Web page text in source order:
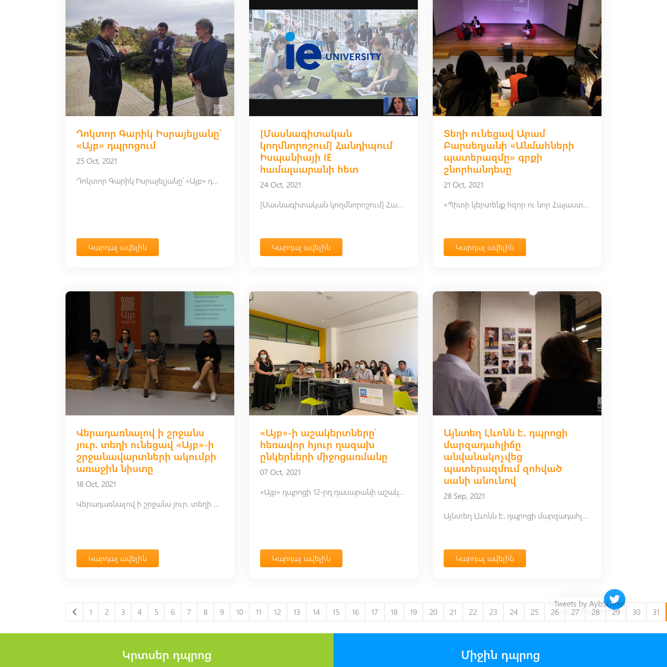
Դոկտոր Գարիկ Իսրայելյանը՝
«Այբ» դպրոցում
25 Oct, 2021
Դոկտոր Գարիկ Իսրայելյանը՝ «Այբ» դպրոցում
Կարդալ ավելին
[Մասնագիտական
կողմնորոշում] Հանդիպում
Իսպանիայի IE
համալսարանի հետ
24 Oct, 2021
[Մասնագիտական կողմնորոշում] Հանդիպում Իսպանիայի IE համալսարանի հետ
Կարդալ ավելին
Տեղի ունեցավ Արամ
Բարսեղյանի «Անմահների
պատերազմը» գրքի
շնորհանդեսը
21 Oct, 2021
«Պիտի կերտենք հզոր ու նոր Հայաստան․ անմահներն են հրամայում․․․»։
Կարդալ ավելին
Վերադառնալով ի շրջանս
յուր. տեղի ունեցավ «Այբ»-ի
շրջանավարտների ակումբի
առաջին նիստը
18 Oct, 2021
Վերադառնալով ի շրջանս յուր. տեղի ունեցավ «Այբ»-ի շրջանավարտների ակումբի առաջին նիստը
Կարդալ ավելին
«Այբ»-ի աշակերտները՝
հեռավոր հյուր ղազախ
ընկերների միջոցառմանը
07 Oct, 2021
«Այբ» դպրոցի 12-րդ դասարանի աշակերտներն առցանց հարթակում մասնակցեցին Նազարբաևի անվան ինտելեկտուալ՝ քիմիակենսաբանական թեքումով ավագ դպրոցի աշակերտների կազմակերպած միջոցառմանը՝ նվիրված Ղազախստանի անկախության հոբելյանական 30-ամյակին։
Կարդալ ավելին
Այնտեղ Լևոնն է․ դպրոցի
մարզադահլիճը
անվանակոչվեց
պատերազմում զոհված
սանի անունով
28 Sep, 2021
Այնտեղ Լևոնն է․ դպրոցի մարզադահլիճը անվանակոչվեց պատերազմում զոհված սանի անունով
Կարդալ ավելին
1 2 3 4 5 6 7 8 9 10 11 12 13 14 15 16 17 18 19 20 21 22 23 24 25 26 27 28 29 30 31
Twitter timeline
Tweets by AybSchool
Կրտսեր դպրոց Միջին դպրոց